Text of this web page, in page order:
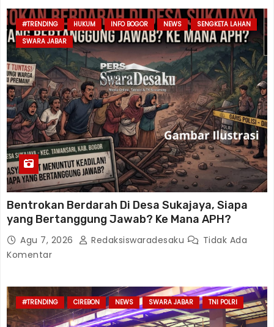
#TRENDING HUKUM INFO BOGOR NEWS
SENGKETA LAHAN
SWARA JABAR
Bentrokan Berdarah Di Desa Sukajaya, Siapa
yang Bertanggung Jawab? Ke Mana APH?
Agu 7, 2026 Redaksiswaradesaku
Tidak Ada
Komentar
#TRENDING CIREBON NEWS SWARA JABAR TNI POLRI